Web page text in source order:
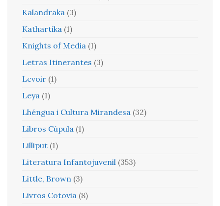
Kalandraka (3)
Kathartika (1)
Knights of Media (1)
Letras Itinerantes (3)
Levoir (1)
Leya (1)
Lhéngua i Cultura Mirandesa (32)
Libros Cúpula (1)
Lilliput (1)
Literatura Infantojuvenil (353)
Little, Brown (3)
Livros Cotovia (8)